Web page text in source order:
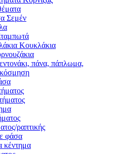
Σεμέν
Κουκλάκια
πάνα, πάπλωμα,
ραπτικής
φάσα
κέντημα